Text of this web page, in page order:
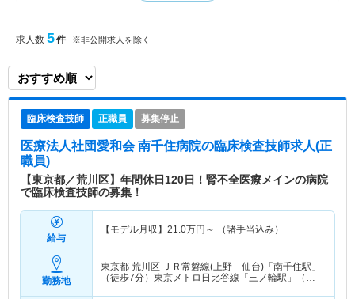
特色
◆南千住病院には「透析センター」と「バスキュラ
完了し、高機能の透析療法が可能になりました。
院と熊の前腎クリニックはイントラネットで連携で
構の認定を取得、医療の質の向上に努めています。
求人数 5件 ※非公開求人を除く
臨床検査技師 正職員 募集停止
医療法人社団愛和会 南千住病院の臨床検査技師求人(正
職員)
【東京都／荒川区】年間休日120日！腎不全医療メインの病院
で臨床検査技師の募集！
給与
【モデル月収】 21.0万円～ （諸手当込み）
勤務地
東京都 荒川区
ＪＲ常磐線(上野－仙台)「南千住駅」
（徒歩7分）東京メトロ日比谷線「三ノ輪駅」（徒